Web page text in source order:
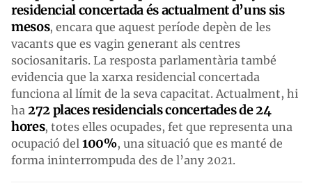
residencial concertada és actualment d’uns sis
mesos, encara que aquest període depèn de les
vacants que es vagin generant als centres
sociosanitaris. La resposta parlamentària també
evidencia que la xarxa residencial concertada
funciona al límit de la seva capacitat. Actualment, hi
ha 272 places residencials concertades de 24
hores, totes elles ocupades, fet que representa una
ocupació del 100%, una situació que es manté de
forma ininterrompuda des de l’any 2021.